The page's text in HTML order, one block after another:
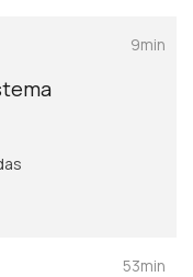
9min
53min